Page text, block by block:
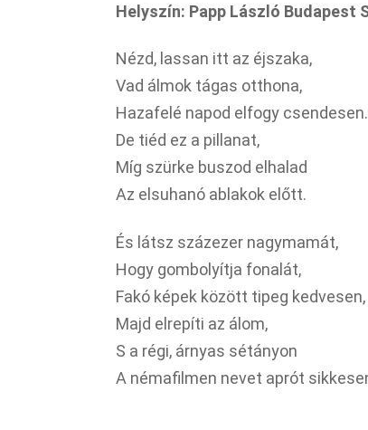
Helyszín: Papp László Budapest
Nézd, lassan itt az éjszaka,
Vad álmok tágas otthona,
Hazafelé napod elfogy csendesen.
De tiéd ez a pillanat,
Míg szürke buszod elhalad
Az elsuhanó ablakok előtt.
És látsz százezer nagymamát,
Hogy gombolyítja fonalát,
Fakó képek között tipeg kedvesen,
Majd elrepíti az álom,
S a régi, árnyas sétányon
A némafilmen nevet aprót